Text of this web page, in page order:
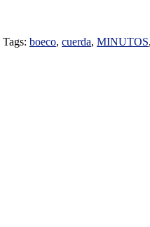
Tags: boeco, cuerda, MINUTOS,